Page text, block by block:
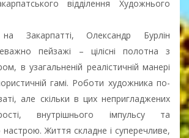
відділення Художнього
Закарпатті, Олександр Бурлін
пейзажі – цілісні полотна з
в узагальненій реалістичній манері
гамі. Роботи художника по-
але скільки в цих непригладжених
внутрішнього імпульсу та
Життя складне і суперечливе,